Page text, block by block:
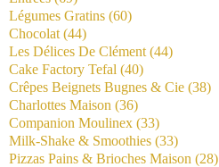
Légumes Gratins (60)
Chocolat (44)
Les Délices De Clément (44)
Cake Factory Tefal (40)
Crêpes Beignets Bugnes & Cie (38)
Charlottes Maison (36)
Companion Moulinex (33)
Milk-Shake & Smoothies (33)
Pizzas Pains & Brioches Maison (28)